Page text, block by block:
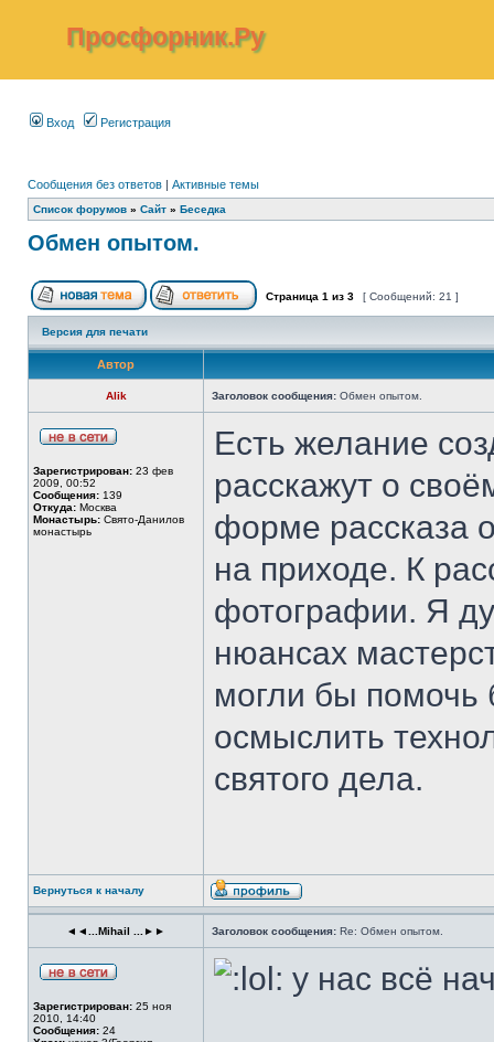
Просфорник.Ру
Вход Регистрация
Сообщения без ответов | Активные темы
Список форумов » Сайт » Беседка
Обмен опытом.
Страница 1 из 3 [ Сообщений: 21 ]
Версия для печати
Автор
Alik Заголовок сообщения: Обмен опытом.
Зарегистрирован: 23 фев
2009, 00:52
Сообщения: 139
Откуда: Москва
Монастырь: Свято-Данилов
монастырь
Есть желание
расскажут о
форме рассказа
на приходе. К
фотографии. Я
нюансах
могли бы помочь
осмыслить
святого дела.
Вернуться к началу
◄◄...Mihail ...►► Заголовок сообщения: Re: Обмен опытом.
Зарегистрирован: 25 ноя
2010, 14:40
Сообщения: 24
у нас всё